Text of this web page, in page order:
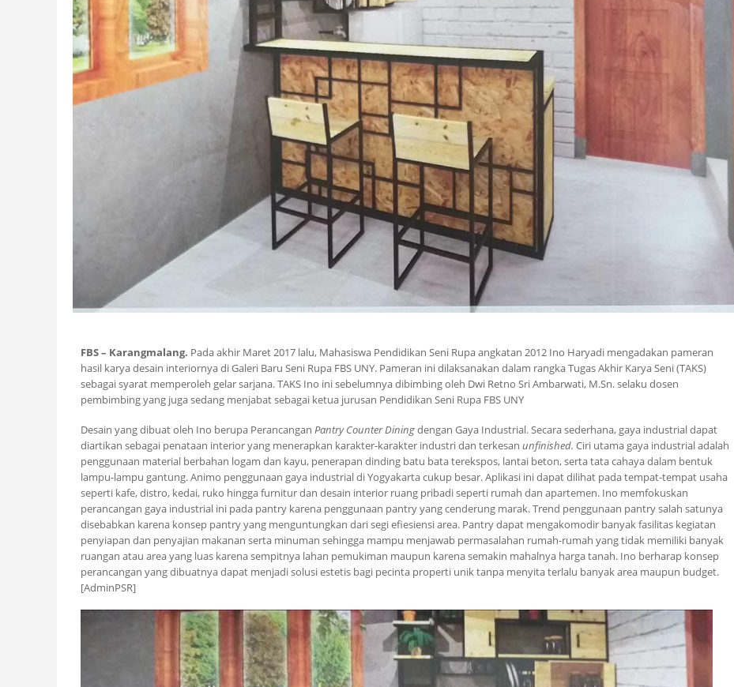
FBS – Karangmalang. Pada akhir Maret 2017 lalu, Mahasiswa Pendidikan Seni Rupa angkatan 2012 Ino Haryadi mengadakan pameran
hasil karya desain interiornya di Galeri Baru Seni Rupa FBS UNY. Pameran ini dilaksanakan dalam rangka Tugas Akhir Karya Seni (TAKS)
sebagai syarat memperoleh gelar sarjana. TAKS Ino ini sebelumnya dibimbing oleh Dwi Retno Sri Ambarwati, M.Sn. selaku dosen
pembimbing yang juga sedang menjabat sebagai ketua jurusan Pendidikan Seni Rupa FBS UNY
Desain yang dibuat oleh Ino berupa Perancangan Pantry Counter Diningdengan Gaya Industrial. Secara sederhana, gaya industrial dapat
diartikan sebagai penataan interior yang menerapkan karakter-karakter industri dan terkesan unfinished. Ciri utama gaya industrial adalah
penggunaan material berbahan logam dan kayu, penerapan dinding batu bata terekspos, lantai beton, serta tata cahaya dalam bentuk
lampu-lampu gantung. Animo penggunaan gaya industrial di Yogyakarta cukup besar. Aplikasi ini dapat dilihat pada tempat-tempat usaha
seperti kafe, distro, kedai, ruko hingga furnitur dan desain interior ruang pribadi seperti rumah dan apartemen. Ino memfokuskan
perancangan gaya industrial ini pada pantry karena penggunaan pantry yang cenderung marak. Trend penggunaan pantry salah satunya
disebabkan karena konsep pantry yang menguntungkan dari segi efiesiensi area. Pantry dapat mengakomodir banyak fasilitas kegiatan
penyiapan dan penyajian makanan serta minuman sehingga mampu menjawab permasalahan rumah-rumah yang tidak memiliki banyak
ruangan atau area yang luas karena sempitnya lahan pemukiman maupun karena semakin mahalnya harga tanah. Ino berharap konsep
perancangan yang dibuatnya dapat menjadi solusi estetis bagi pecinta properti unik tanpa menyita terlalu banyak area maupun budget.
[AdminPSR]